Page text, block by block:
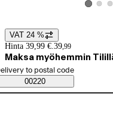
ViewView
Price details
VAT 24 %
Hinta 39,99 €. 39,99
Maksa myöhemmin
Saatavuustiedot
order method
to postal code
00220